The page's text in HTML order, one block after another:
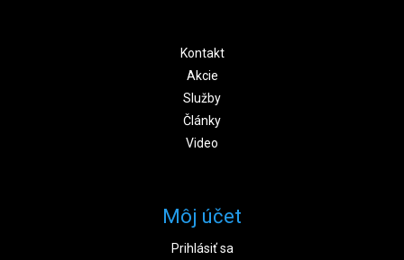
Kontakt
Akcie
Služby
Články
Video
Môj účet
Prihlásiť sa